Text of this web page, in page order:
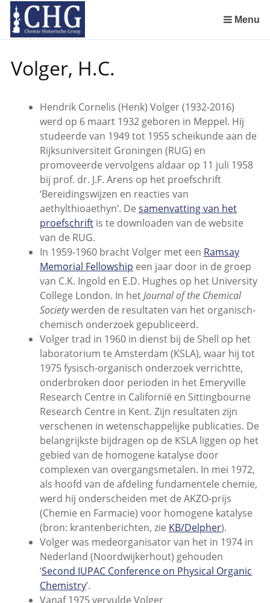
links
over
naar
de
Spring
naar
het
menu
Menu
Volger, H.C.
Hendrik Cornelis (Henk) Volger (1932-2016)
werd op 6 maart 1932 geboren in Meppel. Hij
studeerde van 1949 tot 1955 scheikunde aan de
Rijksuniversiteit Groningen (RUG) en
promoveerde vervolgens aldaar op 11 juli 1958
bij prof. dr. J.F. Arens op het proefschrift
‘Bereidingswijzen en reacties van
aethylthioaethyn’. De samenvatting van het
proefschriftis te downloaden van de website
van de RUG.
In 1959-1960 bracht Volger met een Ramsay
Memorial Fellowship een jaar door in de groep
van C.K. Ingold en E.D. Hughes op het University
College London. In hetJournal of the Chemical
Societywerden de resultaten van het organisch-
chemisch onderzoek gepubliceerd.
Volger trad in 1960 in dienst bij de Shell op het
laboratorium te Amsterdam (KSLA), waar hij tot
1975 fysisch-organisch onderzoek verrichtte,
onderbroken door perioden in het Emeryville
Research Centre in Californië en Sittingbourne
Research Centre in Kent. Zijn resultaten zijn
verschenen in wetenschappelijke publicaties. De
belangrijkste bijdragen op de KSLA liggen op het
gebied van de homogene katalyse door
complexen van overgangsmetalen. In mei 1972,
als hoofd van de afdeling fundamentele chemie,
werd hij onderscheiden met de AKZO-prijs
(Chemie en Farmacie) voor homogene katalyse
(bron: krantenberichten, zie KB/Delpher).
Volger was medeorganisator van het in 1974 in
Nederland (Noordwijkerhout) gehouden
‘Second IUPAC Conference on Physical Organic
Chemistry’.
Vanaf 1975 vervulde Volger